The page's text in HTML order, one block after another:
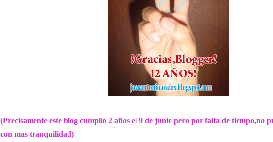
(Precisamente este blog cumplió 2 años el 9 de junio pero por falta de tiempo,no
con mas tranquilidad)